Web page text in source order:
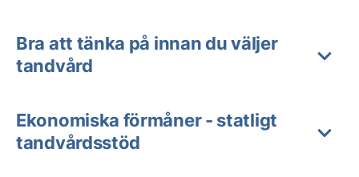
Bra att tänka på innan du väljer
tandvård
Ekonomiska förmåner - statligt
tandvårdsstöd